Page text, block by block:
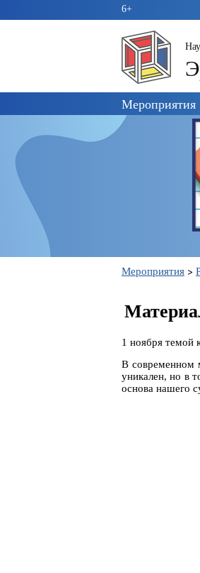
6+
Пропустить
навигацию
Мероприятия
Мероприятия >
1 ноября темой
В современном
уникален, но в
основа нашего